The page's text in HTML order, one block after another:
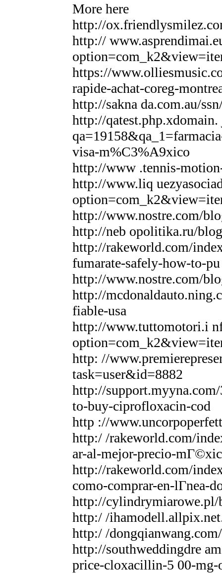
More here
http://
http://
https://
rapide-achat-coreg-
http://sakna da.com.au/
http://
visa-m%C3%A9xico
http://www .tennis-
http://www.liq
http://www.nostre.com/
http://neb opolitika.ru/
http://rakeworld.com/
fumarate-safely-how-to-
http://www.nostre.com/
http://
fiable-usa
http://www.tuttomotori.i
http: //
task=user&id=8882
http://
to-buy-ciprofloxacin-cod
http ://
http:/ /rakeworld.com/
ar-al-mejor-precio-
http://rakeworld.com/
como-comprar-en-lГ­nea-
http://cylindrymiarowe.pl/
http:/ /
http:/ /
http://southweddingdre
price-cloxacillin-5 00-mg-